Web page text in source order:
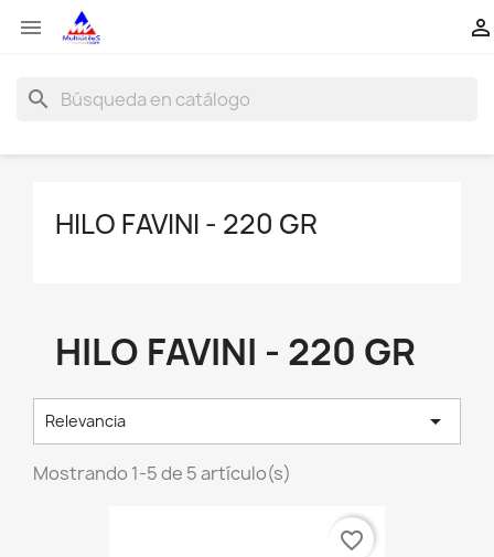
 
search
HILO FAVINI - 220 GR
HILO FAVINI - 220 GR
Relevancia 
Mostrando 1-5 de 5 artículo(s)
favorite_border